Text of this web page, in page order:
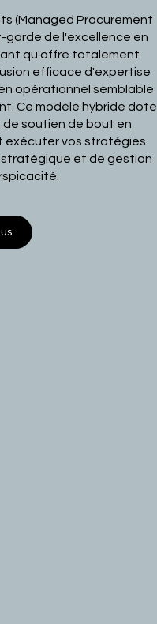
(Managed Procurement
garde de l'excellence en
qu'offre totalement
efficace d'expertise
opérationnel semblable
Ce modèle hybride dote
soutien de bout en
exécuter vos stratégies
et de gestion